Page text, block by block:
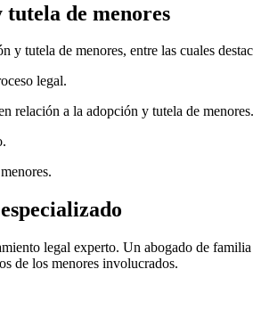
de menores
y tutela de menores, entre las cuales
legal.
relación a la adopción y tutela de menores.
legal experto. Un abogado de
de los menores involucrados.